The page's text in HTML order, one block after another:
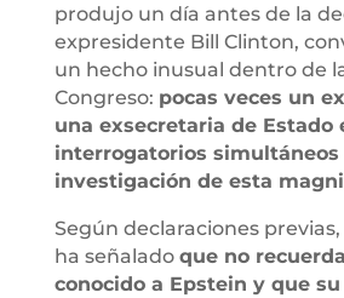
produjo un día antes de la
expresidente Bill Clinton,
un hecho inusual dentro de
Congreso: pocas veces un
una exsecretaria de Estado
interrogatorios simultáneos
investigación de esta
Según declaraciones
ha señalado que no
conocido a Epstein y que